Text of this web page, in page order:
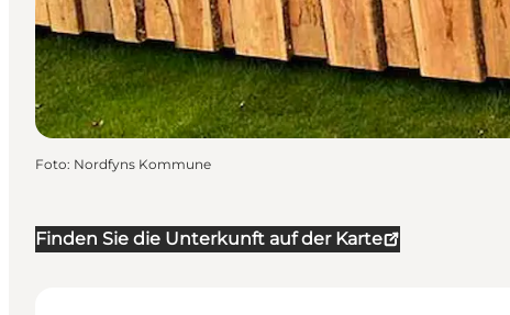
Finden Sie die Unterkunft auf der Karte
Foto: Nordfyns Kommune